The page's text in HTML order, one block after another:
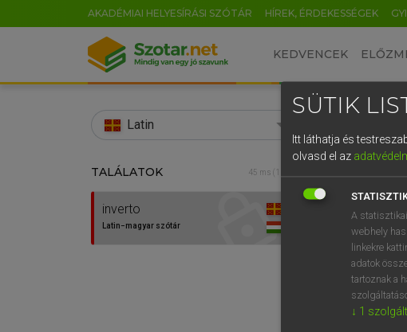
AKADÉMIAI HELYESÍRÁSI SZÓTÁR HÍREK, ÉRDEKESSÉGEK
KEDVENCEK
Latin
TALÁLATOK 45 ms (1 db)
inverto
Latin−magyar szótár
VAN
SÜTIK
Itt láthatja és
olvasd el az
A
webhely
linkekre
adatok
tartoznak a
↓ 1
EN HU DE
0 1
q
a
í